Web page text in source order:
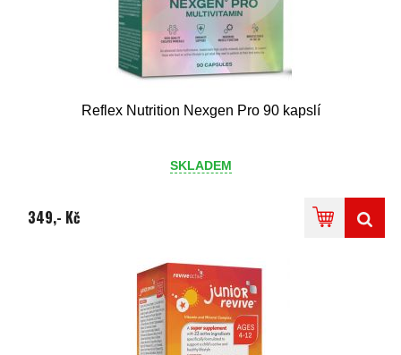
Reflex Nutrition Nexgen Pro 90 kapslí
SKLADEM
349,- Kč